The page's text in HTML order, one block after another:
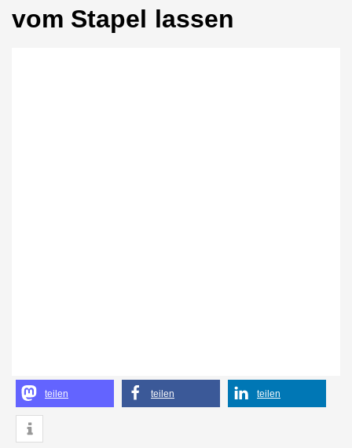
vom Stapel lassen
teilen teilen teilen